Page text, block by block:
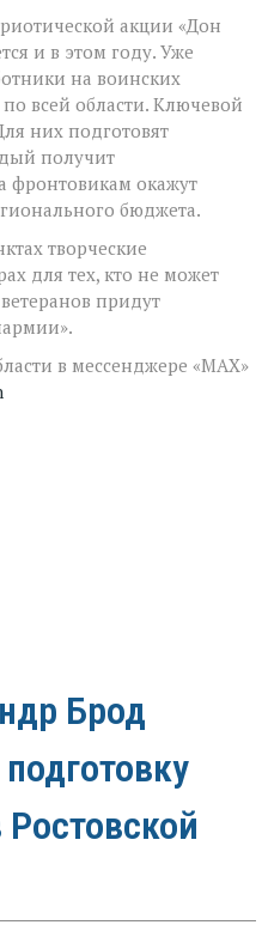
акции «Дон
и в этом году. Уже
на воинских
всей области. Ключевой
них подготовят
получит
фронтовикам окажут
бюджета.
творческие
для тех, кто не может
придут
в мессенджере «MAX»
Брод